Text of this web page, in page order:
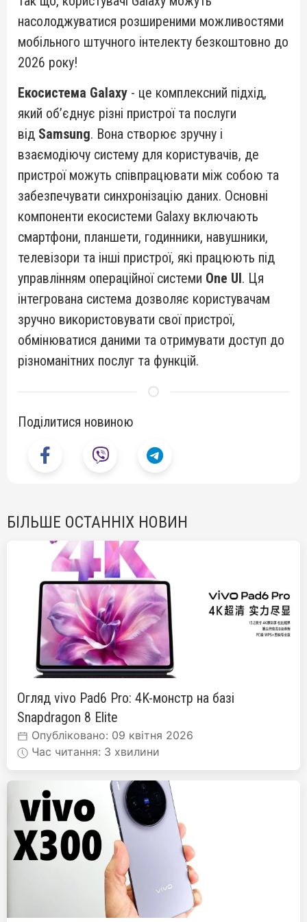
насолоджуватися розширеними можливостями
мобільного штучного інтелекту безкоштовно до
2026 року!
Екосистема Galaxy - це комплексний підхід,
який об’єднує різні пристрої та послуги
від Samsung. Вона створює зручну і
взаємодіючу систему для користувачів, де
пристрої можуть співпрацювати між собою та
забезпечувати синхронізацію даних. Основні
компоненти екосистеми Galaxy включають
смартфони, планшети, годинники, навушники,
телевізори та інші пристрої, які працюють під
управлінням операційної системи One UI. Ця
інтегрована система дозволяє користувачам
зручно використовувати свої пристрої,
обмінюватися даними та отримувати доступ до
різноманітних послуг та функцій.
Поділитися новиною
БІЛЬШЕ ОСТАННІХ НОВИН
Огляд vivo Pad6 Pro: 4K-монстр на базі
Snapdragon 8 Elite
Опубліковано: 09 квітня 2026
Час читання: 3 хвилини